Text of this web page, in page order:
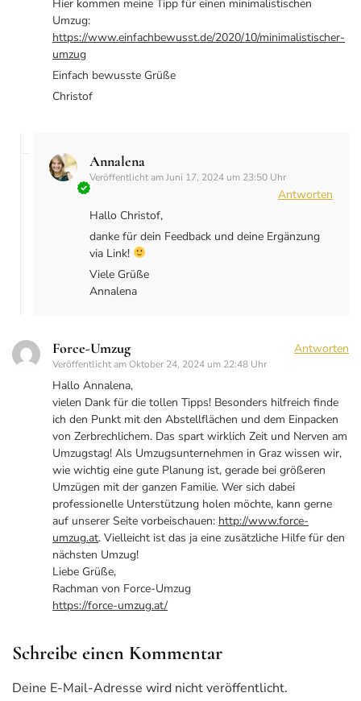
Hier kommen meine Tipp für einen minimalistischen
Umzug:
https://www.einfachbewusst.de/2020/10/minimalistischer-
umzug
Einfach bewusste Grüße
Christof
Annalena
Veröffentlicht amJuni 17, 2024 um 23:50 Uhr
Antworten
Hallo Christof,
danke für dein Feedback und deine Ergänzung
via Link!
Viele Grüße
Annalena
Force-Umzug
Veröffentlicht amOktober 24, 2024 um 22:48 Uhr
Antworten
Hallo Annalena,
vielen Dank für die tollen Tipps! Besonders hilfreich finde
ich den Punkt mit den Abstellflächen und dem Einpacken
von Zerbrechlichem. Das spart wirklich Zeit und Nerven am
Umzugstag! Als Umzugsunternehmen in Graz wissen wir,
wie wichtig eine gute Planung ist, gerade bei größeren
Umzügen mit der ganzen Familie. Wer sich dabei
professionelle Unterstützung holen möchte, kann gerne
auf unserer Seite vorbeischauen: http://www.force-
umzug.at. Vielleicht ist das ja eine zusätzliche Hilfe für den
nächsten Umzug!
Liebe Grüße,
Rachman von Force-Umzug
https://force-umzug.at/
Schreibe einen Kommentar
Deine E-Mail-Adresse wird nicht veröffentlicht.